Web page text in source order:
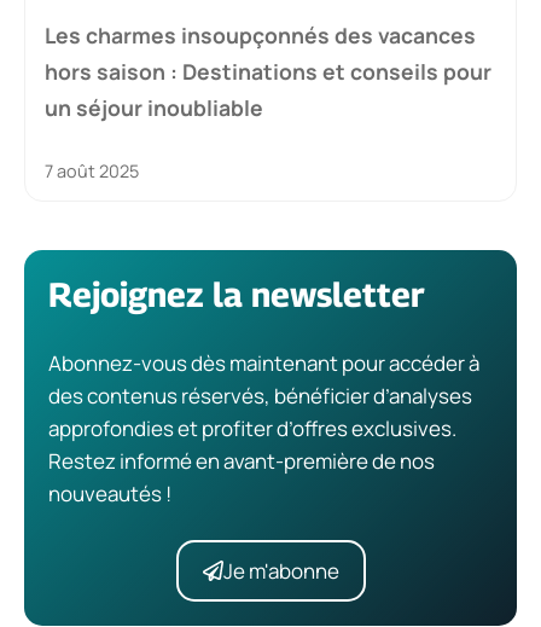
Les charmes insoupçonnés des vacances
hors saison : Destinations et conseils pour
un séjour inoubliable
7 août 2025
Rejoignez la newsletter
Abonnez-vous dès maintenant pour accéder à
des contenus réservés, bénéficier d’analyses
approfondies et profiter d’offres exclusives.
Restez informé en avant-première de nos
nouveautés !
Je m'abonne